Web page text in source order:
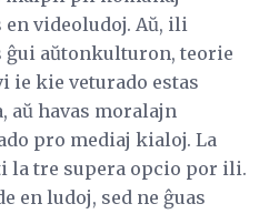
en videoludoj. Aŭ, ili
ĝui aŭtonkulturon, teorie
ie kie veturado estas
aŭ havas moralajn
pro mediaj kialoj. La
la tre supera opcio por ili.
en ludoj, sed ne ĝuas